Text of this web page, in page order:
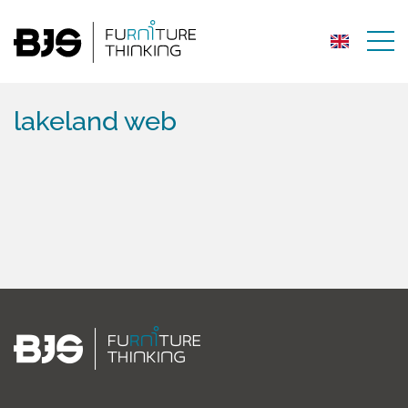
lakeland web